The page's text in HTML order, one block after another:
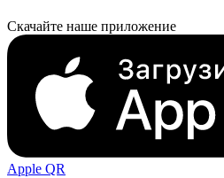
Скачайте наше приложение
Apple QR